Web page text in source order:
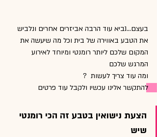
בעצם...נביא עוד הרבה אביזרים אחרים ונלביש
את הטבע באווירה של בית וכל מה שיעשה את
המקום שלכם ליותר רומנטי ומיוחד לאירוע
המרגש שלכם
ומה עוד צריך לעשות  ?
להתקשר אלינו עכשיו ולקבל עוד פרטים
הצעת נישואין בטבע זה הכי רומנטי
שיש